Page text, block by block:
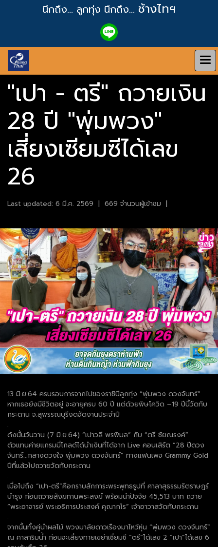
นึกถึง... ลูกทุ่ง นึกถึง... ช้างไทฯ
"เปา - ตรี" ถวายเงิน
28 ปี "พุ่มพวง"
เสี่ยงเซียมซีได้เลข
26
Last updated: 6 มี.ค. 2569 | 669 จำนวนผู้เข้าชม |
13 มิ.ย.64 ครบรอบการจากไปของราชินีลูกทุ่ง “พุ่มพวง ดวงจันทร์”
หากเธอยังมีชีวิตอยู่ จะอายุครบ 60 ปี แต่ด้วยพิษโควิด –19 ปีนี้วัดทับ
กระดาน จ.สุพรรณบุรีงดจัดงานประจำปี
.
ดังนั้นวันวาน (7 มิ.ย.64) “เปาวลี พรพิมล” กับ “ตรี ชัยณรงค์”
ตัวแทนค่ายแกรมมี่โกลด์ได้นำเงินที่ได้จาก Live คอนเสิร์ต “28 ปีดวง
จันทร์...กลางดวงใจ พุ่มพวง ดวงจันทร์” ทางแฟนเพจ Grammy Gold
ปีที่แล้วไปถวายวัดทับกระดาน
.
เมื่อไปถึง “เปา-ตรี”คือกราบสักการะพระพุทธรูปที่ ศาลาสุธรรมรัตราษฎร์
บำรุง ก่อนถวายสังฆทานพระสงฆ์ พร้อมนำปัจจัย 45,513 บาท ถวาย
“พระอาจารย์ พระอธิการประสงค์ คุณากโร” เจ้าอาวาสวัดทับกระดาน
.
จากนั้นทั้งคู่นำผลไม้ พวงมาลัยดาวเรืองมาไหว้หุ่น “พุ่มพวง ดวงจันทร์”
ณ ศาลาริมน้ำ ก่อนจะเสี่ยงทายเขย่าเซี่ยมซี “ตรี”ได้เลข 2 “เปา”ได้เลข 6